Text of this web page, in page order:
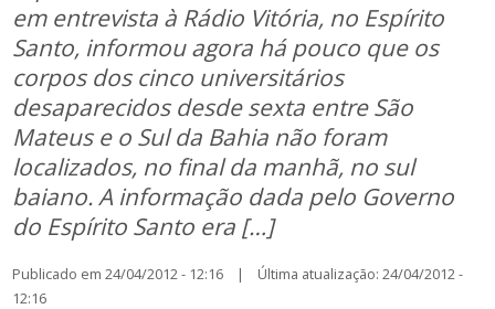
em entrevista à Rádio Vitória, no Espírito
Santo, informou agora há pouco que os
corpos dos cinco universitários
desaparecidos desde sexta entre São
Mateus e o Sul da Bahia não foram
localizados, no final da manhã, no sul
baiano. A informação dada pelo Governo
do Espírito Santo era […]
Publicado em 24/04/2012 - 12:16 | Última atualização: 24/04/2012 -
12:16